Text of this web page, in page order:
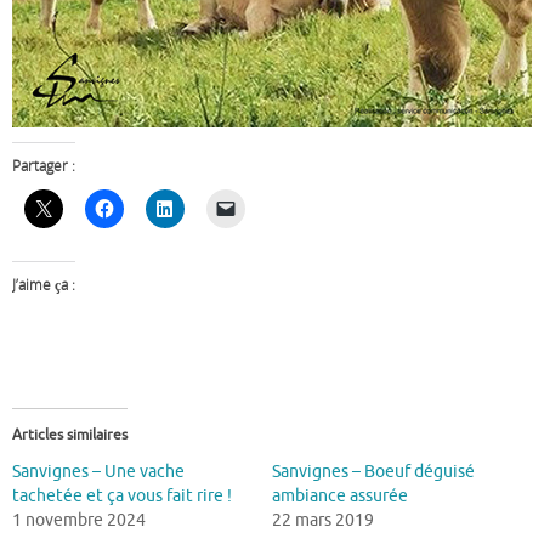
Partager :
J’aime ça :
Articles similaires
Sanvignes – Une vache
tachetée et ça vous fait rire !
1 novembre 2024
Sanvignes – Boeuf déguisé
ambiance assurée
22 mars 2019